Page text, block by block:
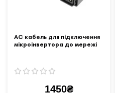
AC кабель для підключення
мікроінвертора до мережі
1450₴